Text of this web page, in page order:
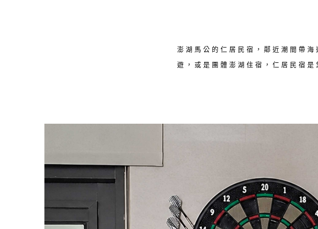
澎湖馬公的仁居民宿，鄰近潮間帶
遊，或是團體澎湖住宿，仁居民宿是